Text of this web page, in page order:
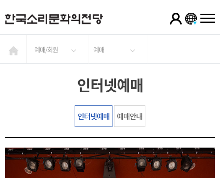
예매/회원 예매
인터넷예매
인터넷예매 예매안내